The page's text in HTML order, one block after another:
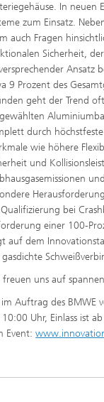
In neuen
zum Einsatz.
auch Fragen
Sicherheit, der
Ansatz
9 Prozent des
geht der Trend
durch
wie höhere
und
bei
einer 100-
auf dem
freuen uns auf
im Auftrag des BMWE
Uhr, Einlass ist
Event: